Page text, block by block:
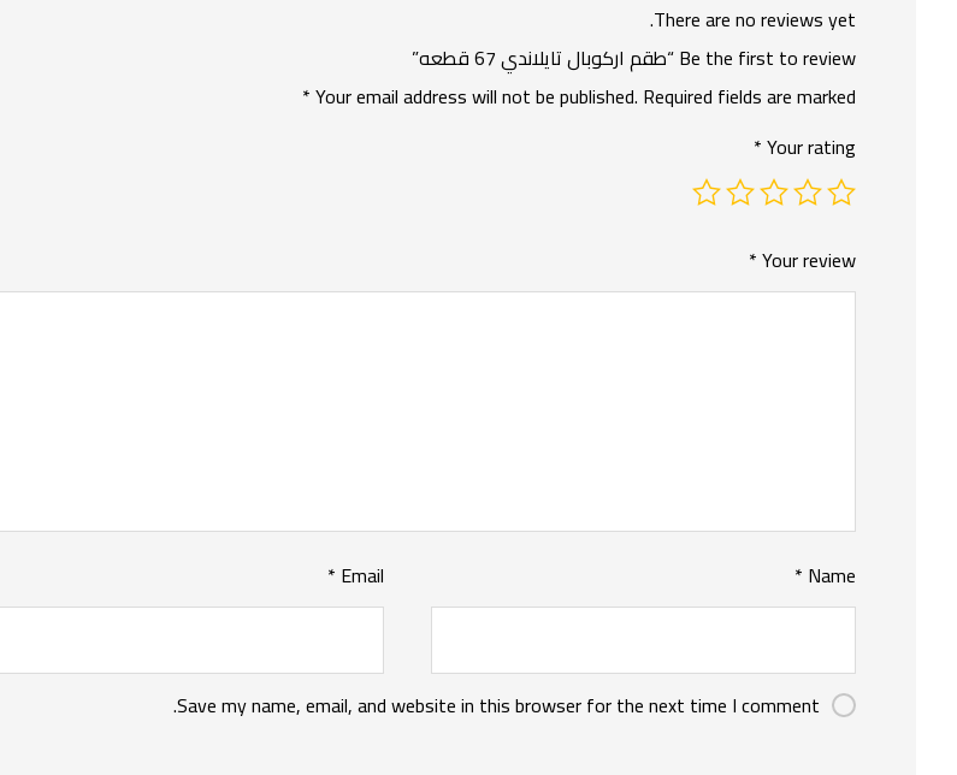
There are no reviews yet.
Be the first to review “طقم اركوبال تايلاندي 67 قطعه”
Your email address will not be published. Required fields are marked
*
Your rating
*
Your review
*
Name
*
Email
*
Save my name, email, and website in this browser for the next time I comment.